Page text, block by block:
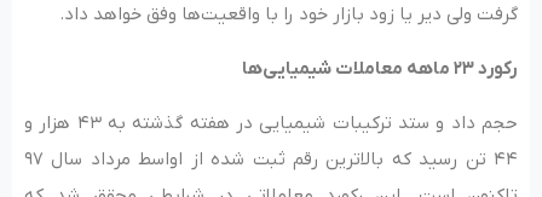
گرفت ولی دیر یا زود بازار خود را با واقعیت‌ها وفق خواهد داد.
رکورد ۲۳ ماهه معاملات شیمیایی‌ها
حجم داد و ستد ترکیبات شیمیایی در هفته گذشته به ۴۳ هزار و
۴۴ تن رسید که بالاترین رقم ثبت شده از اواسط مرداد سال ۹۷